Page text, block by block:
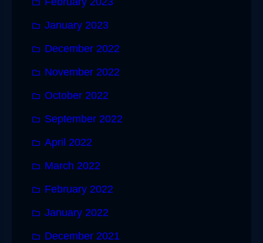
January 2023
December 2022
November 2022
October 2022
September 2022
April 2022
March 2022
February 2022
January 2022
December 2021